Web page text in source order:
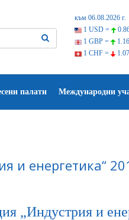
към 06.08.2026 г.
1 USD =
1 GBP =
1 CHF =
палати Международни
и енергетика“
„Индустрия и